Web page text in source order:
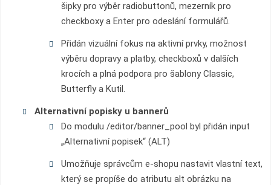
šipky pro výběr radiobuttonů, mezerník pro
checkboxy a Enter pro odeslání formulářů.
Přidán vizuální fokus na aktivní prvky, možnost
výběru dopravy a platby, checkboxů v dalších
krocích a plná podpora pro šablony Classic,
Butterfly a Kutil.
Alternativní popisky u bannerů
Do modulu /editor/banner_pool byl přidán input
„Alternativní popisek“ (ALT)
Umožňuje správcům e-shopu nastavit vlastní text,
který se propíše do atributu alt obrázku na